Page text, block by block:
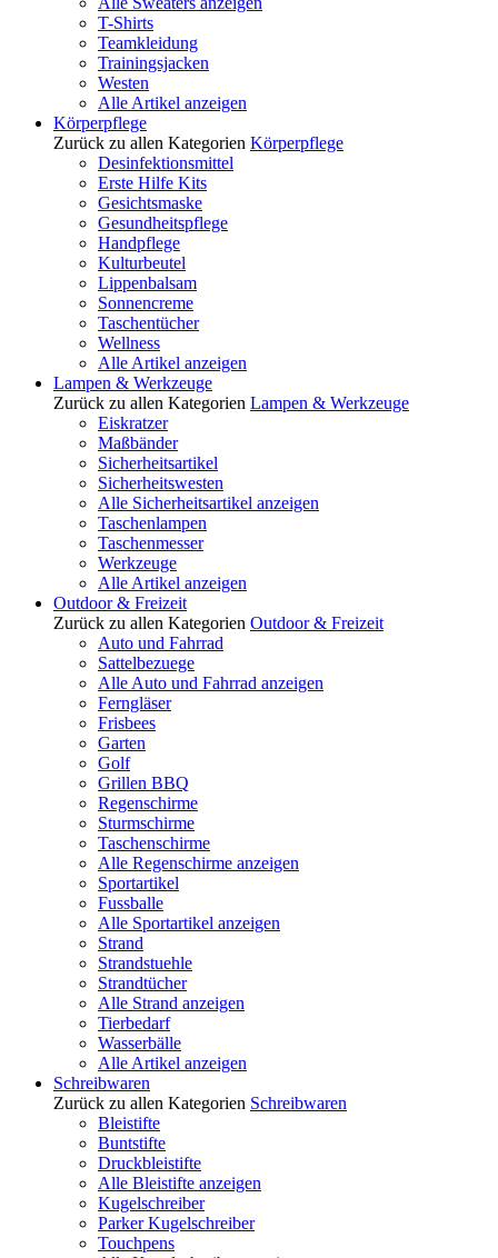
T-Shirts
Teamkleidung
Trainingsjacken
Westen
Alle Artikel anzeigen
Körperpflege
Zurück zu allen Kategorien Körperpflege
Desinfektionsmittel
Erste Hilfe Kits
Gesichtsmaske
Gesundheitspflege
Handpflege
Kulturbeutel
Lippenbalsam
Sonnencreme
Taschentücher
Wellness
Alle Artikel anzeigen
Lampen & Werkzeuge
Zurück zu allen Kategorien Lampen & Werkzeuge
Eiskratzer
Maßbänder
Sicherheitsartikel
Sicherheitswesten
Alle Sicherheitsartikel anzeigen
Taschenlampen
Taschenmesser
Werkzeuge
Alle Artikel anzeigen
Outdoor & Freizeit
Zurück zu allen Kategorien Outdoor & Freizeit
Auto und Fahrrad
Sattelbezuege
Alle Auto und Fahrrad anzeigen
Ferngläser
Frisbees
Garten
Golf
Grillen BBQ
Regenschirme
Sturmschirme
Taschenschirme
Alle Regenschirme anzeigen
Sportartikel
Fussballe
Alle Sportartikel anzeigen
Strand
Strandstuehle
Strandtücher
Alle Strand anzeigen
Tierbedarf
Wasserbälle
Alle Artikel anzeigen
Schreibwaren
Zurück zu allen Kategorien Schreibwaren
Bleistifte
Buntstifte
Druckbleistifte
Alle Bleistifte anzeigen
Kugelschreiber
Parker Kugelschreiber
Touchpens